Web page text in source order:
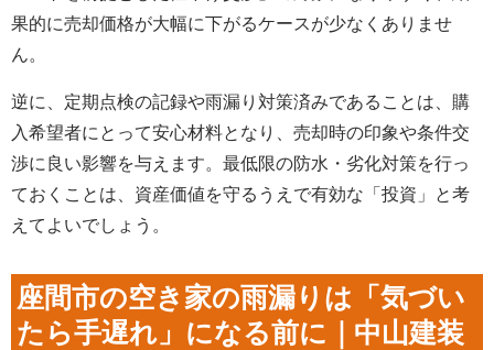
果的に売却価格が大幅に下がるケースが少なくありませ
ん。
逆に、定期点検の記録や雨漏り対策済みであることは、購
入希望者にとって安心材料となり、売却時の印象や条件交
渉に良い影響を与えます。最低限の防水・劣化対策を行っ
ておくことは、資産価値を守るうえで有効な「投資」と考
えてよいでしょう。
座間市の空き家の雨漏りは「気づい
たら手遅れ」になる前に｜中山建装